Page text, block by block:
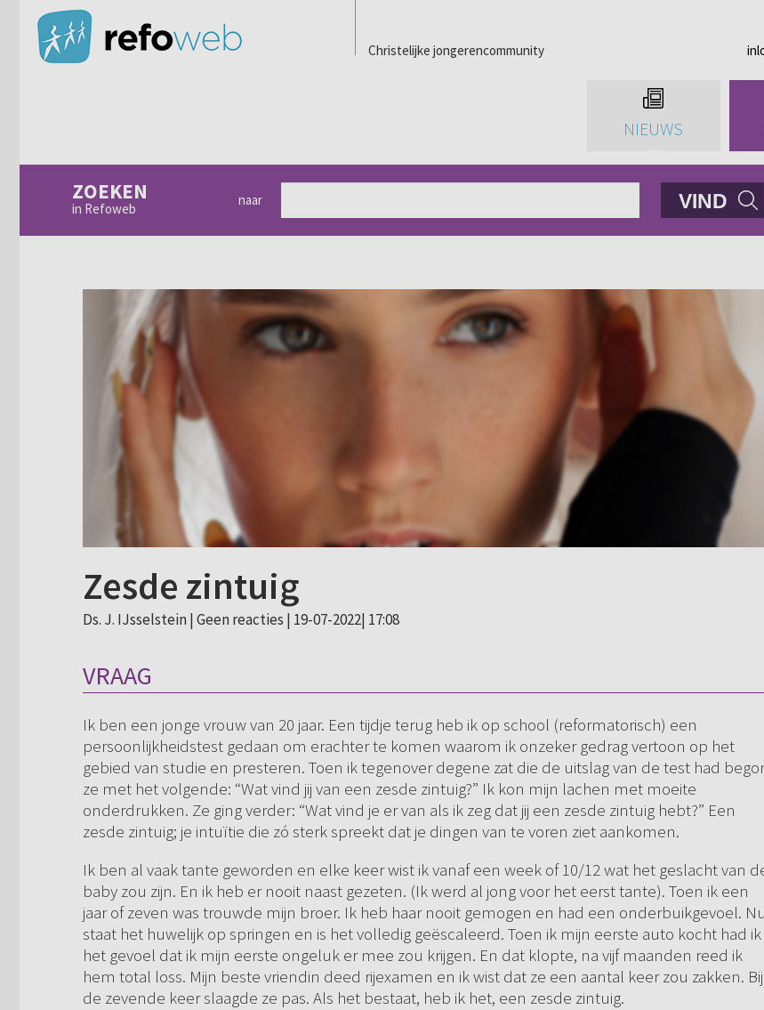
Christelijke jongerencommunity
NIEUWS
ZOEKEN
in Refoweb
naar VIND
Zesde zintuig
Ds. J. IJsselstein | Geen reacties | 19-07-2022| 17:08
VRAAG
Ik ben een jonge vrouw van 20 jaar. Een tijdje terug heb ik op school (reformatorisch) een
persoonlijkheidstest gedaan om erachter te komen waarom ik onzeker gedrag vertoon op het
gebied van studie en presteren. Toen ik tegenover degene zat die de uitslag van de test had
ze met het volgende: “Wat vind jij van een zesde zintuig?” Ik kon mijn lachen met moeite
onderdrukken. Ze ging verder: “Wat vind je er van als ik zeg dat jij een zesde zintuig hebt?” Een
zesde zintuig; je intuïtie die zó sterk spreekt dat je dingen van te voren ziet aankomen.
Ik ben al vaak tante geworden en elke keer wist ik vanaf een week of 10/12 wat het geslacht van
baby zou zijn. En ik heb er nooit naast gezeten. (Ik werd al jong voor het eerst tante). Toen ik een
jaar of zeven was trouwde mijn broer. Ik heb haar nooit gemogen en had een onderbuikgevoel. Nu
staat het huwelijk op springen en is het volledig geëscaleerd. Toen ik mijn eerste auto kocht had ik
het gevoel dat ik mijn eerste ongeluk er mee zou krijgen. En dat klopte, na vijf maanden reed ik
hem total loss. Mijn beste vriendin deed rijexamen en ik wist dat ze een aantal keer zou zakken. Bij
de zevende keer slaagde ze pas. Als het bestaat, heb ik het, een zesde zintuig.